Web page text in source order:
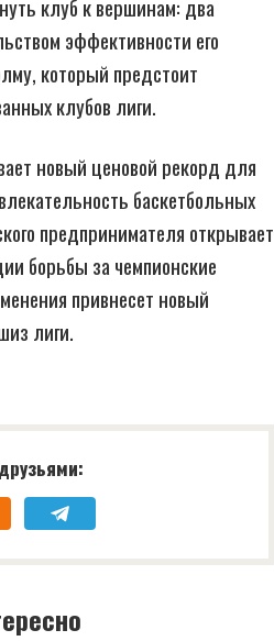
клуб к вершинам: два
эффективности его
который предстоит
клубов лиги.
новый ценовой рекорд для
баскетбольных
предпринимателя открывает
борьбы за чемпионские
привнесет новый
лиги.